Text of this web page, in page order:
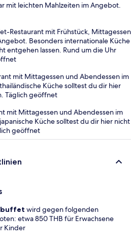
mit leichten Mahlzeiten im Angebot.
Restaurant mit Frühstück, Mittagessen
Besonders internationale Küche
entgehen lassen. Rund um die Uhr
mit Mittagessen und Abendessen im
Küche solltest du dir hier
Täglich geöffnet
mit Mittagessen und Abendessen im
Küche solltest du dir hier nicht
geöffnet
wird gegen folgenden
etwa 850 THB für Erwachsene
Kinder